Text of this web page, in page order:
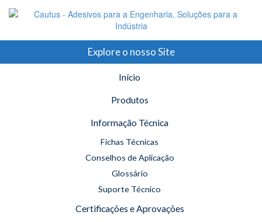
Explore o nosso Site
Início
Produtos
Informação Técnica
Fichas Técnicas
Conselhos de Aplicação
Glossário
Suporte Técnico
Certificações e Aprovações